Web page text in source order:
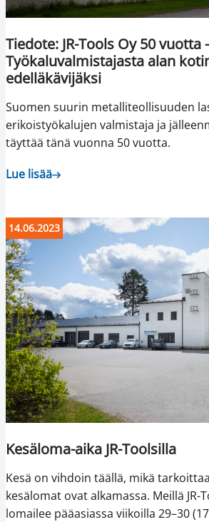
Tiedote: JR-Tools Oy 50 vuotta
Työkaluvalmistajasta alan
edelläkävijäksi
Suomen suurin metalliteollisuuden
erikoistyökalujen valmistaja ja
täyttää tänä vuonna 50 vuotta.
Lue lisää
14.06.2023
Kesäloma-aika JR-Toolsilla
Kesä on vihdoin täällä, mikä
kesälomat ovat alkamassa. Meillä
lomailee pääasiassa viikoilla 29–30